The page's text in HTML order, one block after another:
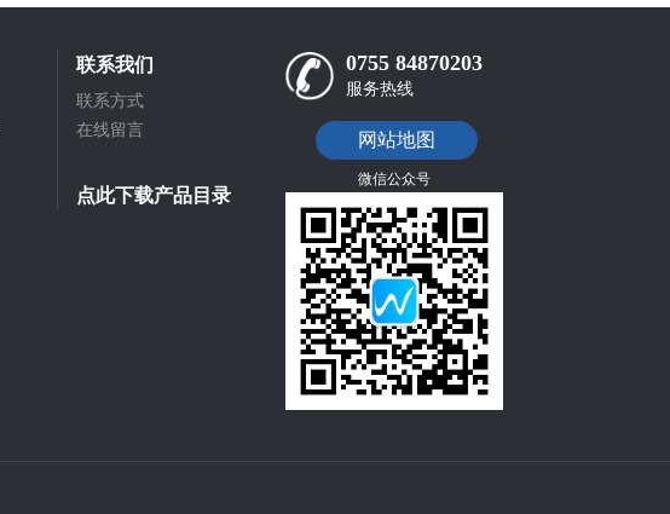
联系我们
联系方式
在线留言
点此下载产品目录
0755 84870203
服务热线
网站地图
微信公众号